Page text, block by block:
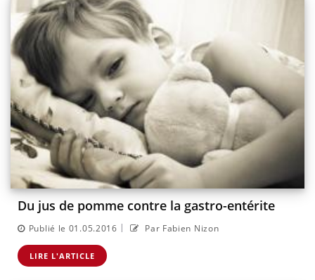
Du jus de pomme contre la gastro-entérite
Publié le 01.05.2016 | Par Fabien Nizon
LIRE L'ARTICLE